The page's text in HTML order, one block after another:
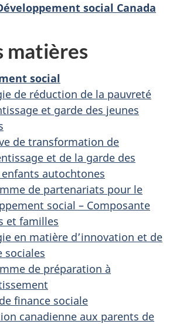
social Canada
matières
social
de réduction de la pauvreté
et garde des jeunes
de transformation de
et de la garde des
autochtones
de partenariats pour le
social – Composante
et familles
en matière d’innovation et de
sociales
de préparation à
finance sociale
canadienne aux parents de